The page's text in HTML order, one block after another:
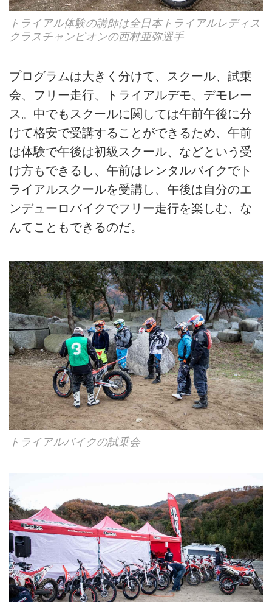
トライアル体験の講師は全日本トライアルレディス
クラスチャンピオンの西村亜弥選手
プログラムは大きく分けて、スクール、試乗
会、フリー走行、トライアルデモ、デモレー
ス。中でもスクールに関しては午前午後に分
けて格安で受講することができるため、午前
は体験で午後は初級スクール、などという受
け方もできるし、午前はレンタルバイクでト
ライアルスクールを受講し、午後は自分のエ
ンデューロバイクでフリー走行を楽しむ、な
んてこともできるのだ。
トライアルバイクの試乗会